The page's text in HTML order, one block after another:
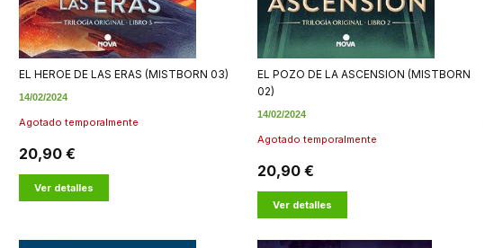
EL HEROE DE LAS ERAS (MISTBORN 03)
14/02/2024
Agotado temporalmente
20,90 €
Ver detalles
EL POZO DE LA ASCENSION (MISTBORN
02)
14/02/2024
Agotado temporalmente
20,90 €
Ver detalles